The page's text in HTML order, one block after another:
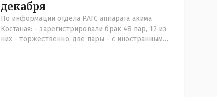
декабря
По информации отдела РАГС аппарата акима
Костаная: - зарегистрировали брак 48 пар, 12 из
них - торжественно, две пары - с иностранными